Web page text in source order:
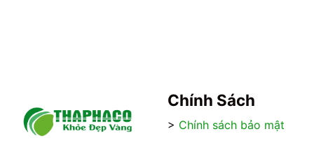
được
có
thể
được
Chính Sách
> Chính sách bảo mật